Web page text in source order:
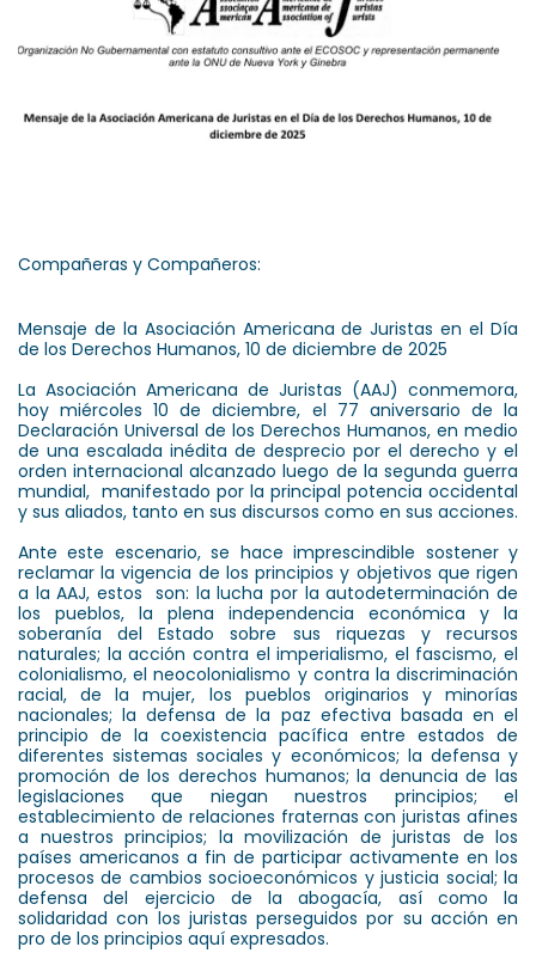
Compañeras y Compañeros:
Mensaje de la Asociación Americana de Juristas en el Día
de los Derechos Humanos, 10 de diciembre de 2025
La Asociación Americana de Juristas (AAJ) conmemora,
hoy miércoles 10 de diciembre, el 77 aniversario de la
Declaración Universal de los Derechos Humanos, en medio
de una escalada inédita de desprecio por el derecho y el
orden internacional alcanzado luego de la segunda guerra
mundial, manifestado por la principal potencia occidental
y sus aliados, tanto en sus discursos como en sus acciones.
Ante este escenario, se hace imprescindible sostener y
reclamar la vigencia de los principios y objetivos que rigen
a la AAJ, estos son: la lucha por la autodeterminación de
los pueblos, la plena independencia económica y la
soberanía del Estado sobre sus riquezas y recursos
naturales; la acción contra el imperialismo, el fascismo, el
colonialismo, el neocolonialismo y contra la discriminación
racial, de la mujer, los pueblos originarios y minorías
nacionales; la defensa de la paz efectiva basada en el
principio de la coexistencia pacífica entre estados de
diferentes sistemas sociales y económicos; la defensa y
promoción de los derechos humanos; la denuncia de las
legislaciones que niegan nuestros principios; el
establecimiento de relaciones fraternas con juristas afines
a nuestros principios; la movilización de juristas de los
países americanos a fin de participar activamente en los
procesos de cambios socioeconómicos y justicia social; la
defensa del ejercicio de la abogacía, así como la
solidaridad con los juristas perseguidos por su acción en
pro de los principios aquí expresados.